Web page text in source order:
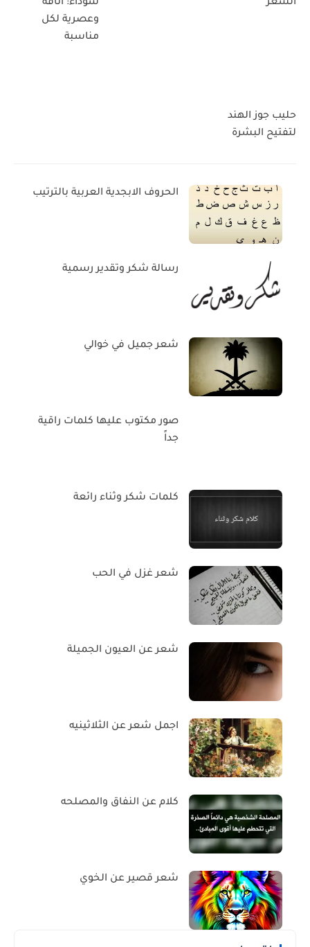
الشعر
سوداء: أناقة
وعصرية لكل
مناسبة
حليب جوز الهند
لتفتيح البشرة
الحروف الابجدية العربية بالترتيب
رسالة شكر وتقدير رسمية
شعر جميل في خوالي
صور مكتوب عليها كلمات راقية
جداً
كلمات شكر وثناء رائعة
شعر غزل في الحب
شعر عن العيون الجميلة
اجمل شعر عن الثلاثينيه
كلام عن النفاق والمصلحه
شعر قصير عن الخوي